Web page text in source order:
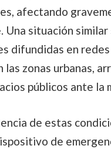
afectando
Una situación
difundidas en
las zonas urbanas,
públicos ante
de estas
de